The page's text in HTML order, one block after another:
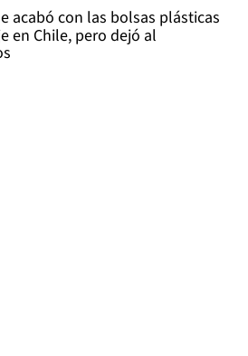
acabó con las bolsas plásticas
en Chile, pero dejó al